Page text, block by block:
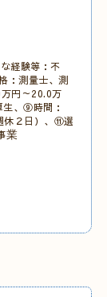
経験等：不
：測量士、測
円～20.0万
、⑨時間：
休２日）、⑪選
業